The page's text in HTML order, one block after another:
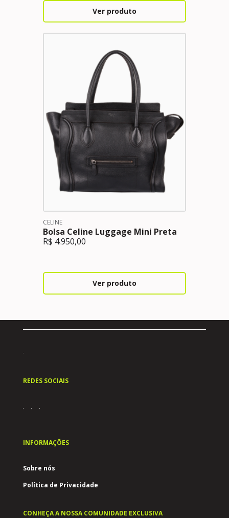
Ver produto
CELINE
Bolsa Celine Luggage Mini Preta
R$ 4.950,00
Ver produto
REDES SOCIAIS
INFORMAÇÕES
Sobre nós
Política de Privacidade
CONHEÇA A NOSSA COMUNIDADE EXCLUSIVA